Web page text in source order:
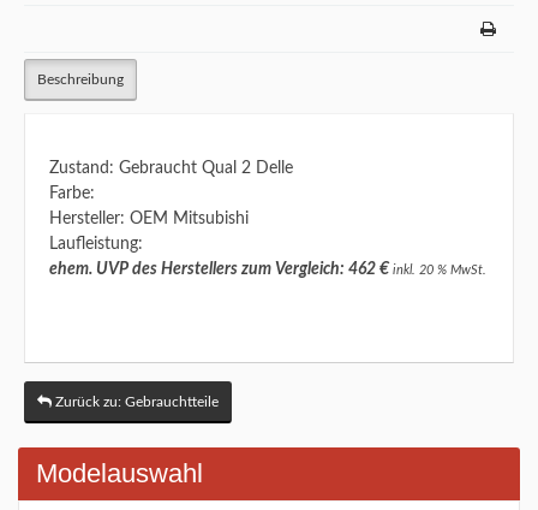
Beschreibung
Zustand: Gebraucht Qual 2 Delle
Farbe:
Hersteller: OEM Mitsubishi
Laufleistung:
ehem. UVP des Herstellers zum Vergleich: 462 € inkl. 20 % MwSt.
Zurück zu: Gebrauchtteile
Modelauswahl